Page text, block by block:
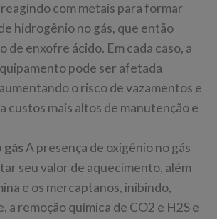
com metais para formar
hidrogênio no gás, que então
de enxofre ácido. Em cada caso, a
pode ser afetada
o risco de vazamentos e
custos mais altos de manutenção e
gásA presença de oxigênio no gás
seu valor de aquecimento, além
e os mercaptanos, inibindo,
a remoção química de CO2 e H2S e